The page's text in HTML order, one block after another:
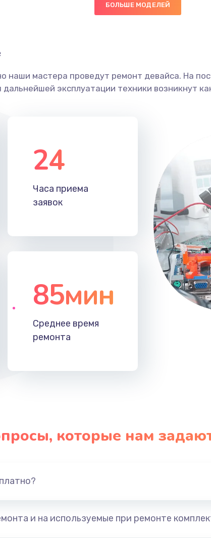
БОЛЬШЕ МОДЕЛЕЙ
наши мастера проведут ремонт девайса. На
дальнейшей эксплуатации техники возникнут
24
Часа приема
заявок
85мин
Среднее время
ремонта
которые нам
и на используемые при ремонте